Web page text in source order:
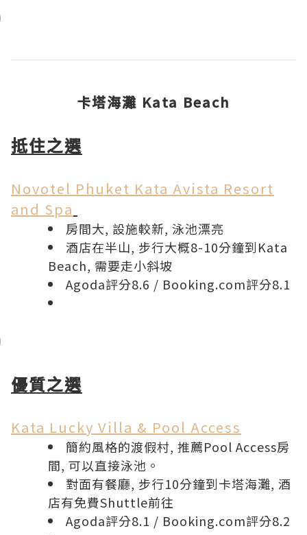
卡塔海灘 Kata Beach
抵住之選
Novotel Phuket Kata Avista Resort
and Spa
房間大, 設施較新, 泳池漂亮
酒店在半山, 步行大概8-10分鐘到Kata
Beach, 需要走小斜坡
Agoda評分8.6 / Booking.com評分8.1
優質之選
Kata Lucky Villa & Pool Access
簡約風格的渡假村, 推薦Pool Access房
間, 可以直接泳池。
對面有餐廳, 步行10分鐘到卡塔海灘, 酒
店有免費Shuttle前往
Agoda評分8.1 / Booking.com評分8.2